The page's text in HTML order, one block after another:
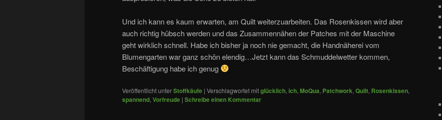
Und ich kann es kaum erwarten, am Quilt weiterzuarbeiten. Das Rosenkissen wird aber
auch richtig hübsch werden und das Zusammennähen der Patches mit der Maschine
geht wirklich schnell. Habe ich bisher ja noch nie gemacht, die Handnäherei vom
Blumengarten war ganz schön elendig…Jetzt kann das Schmuddelwetter kommen,
Beschäftigung habe ich genug
Veröffentlicht unterStoffkäufe | Verschlagwortet mitglücklich, ich, MoQua, Patchwork, Quilt, Rosenkissen,
spannend, Vorfreude | Schreibe einen Kommentar